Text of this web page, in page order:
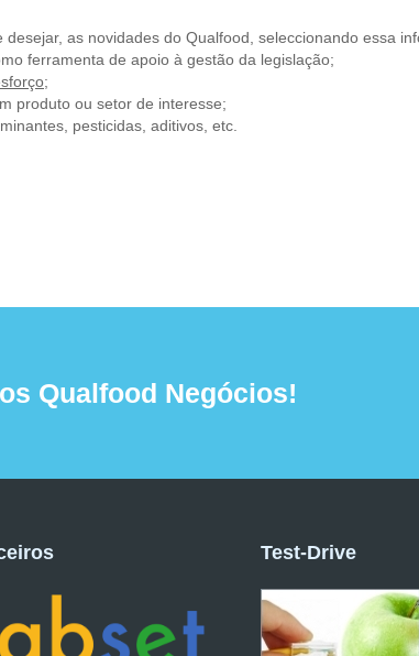
as novidades do Qualfood, seleccionando essa
ferramenta de apoio à gestão da legislação;
;
produto ou setor de interesse;
pesticidas, aditivos, etc.
Qualfood Negócios!
Test-Drive